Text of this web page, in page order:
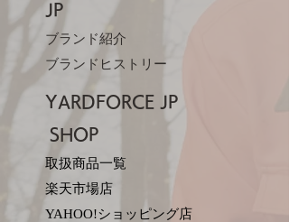
JP​
ブランド紹介
ブランドヒストリー
YARDFORCE JP​
SHOP
取扱商品一覧
楽天市場店
YAHOO!ショッピング店